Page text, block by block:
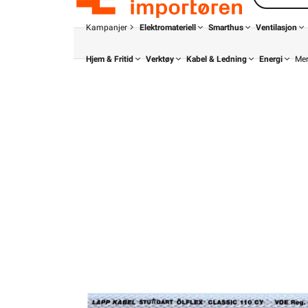
Kampanjer Elektromateriell Smarthus Ventilasjon
Hjem & Fritid Verktøy Kabel & Ledning Energi Mer